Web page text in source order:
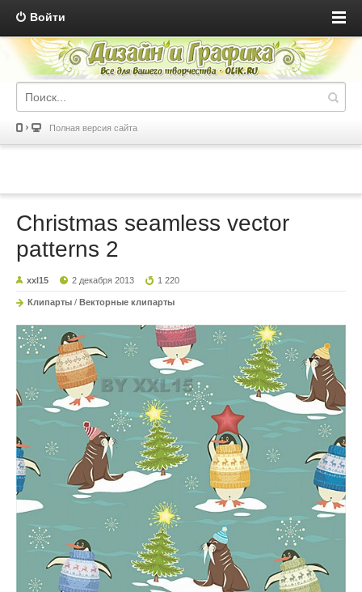
Войти
Полная версия сайта
Christmas seamless vector
patterns 2
xxl15 2 декабря 2013 1 220
Клипарты / Векторные клипарты